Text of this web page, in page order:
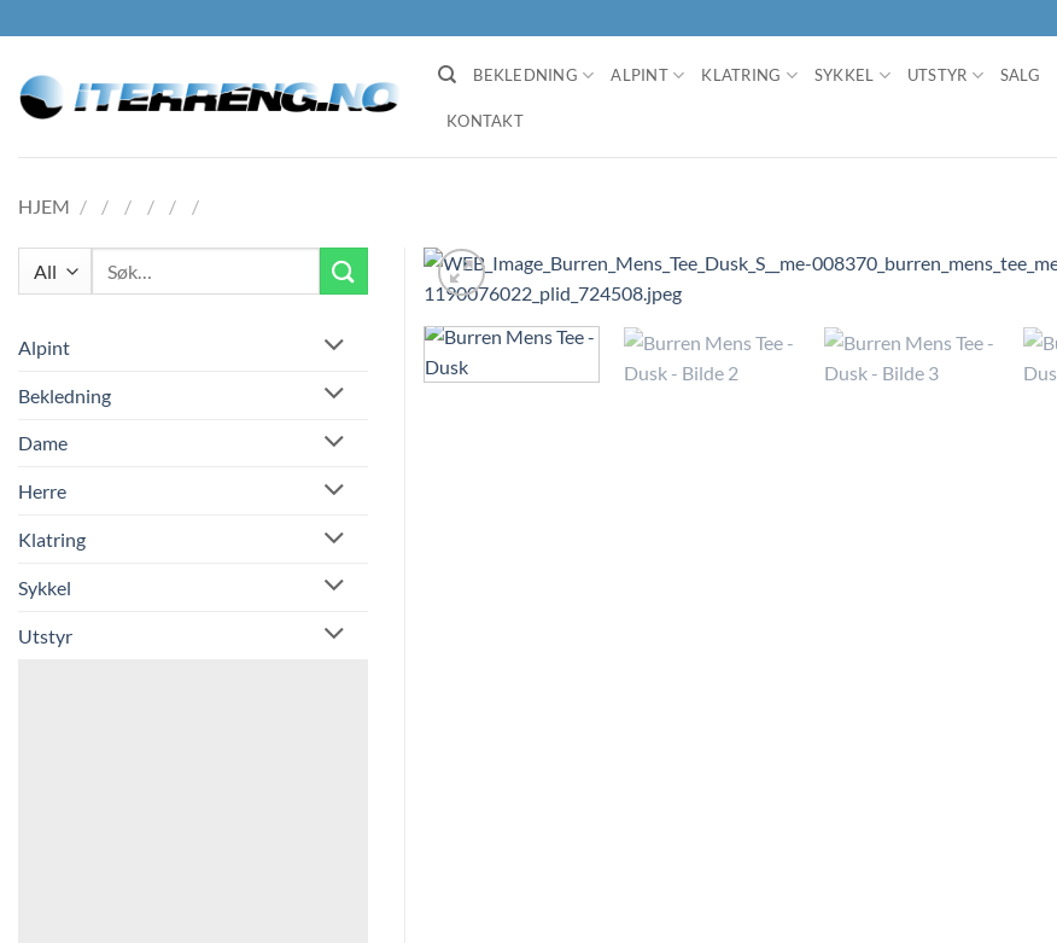
to
content
BEKLEDNING ALPINT KLATRING SYKKEL UTSTYR SALG
KONTAKT
HJEM / / / / / /
Alpint
Bekledning
Dame
Herre
Klatring
Sykkel
Utstyr